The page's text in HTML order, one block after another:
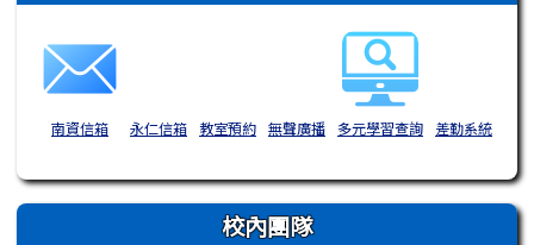
南資信箱 永仁信箱 教室預約 無聲廣播 多元學習查詢 差勤系統
校內團隊